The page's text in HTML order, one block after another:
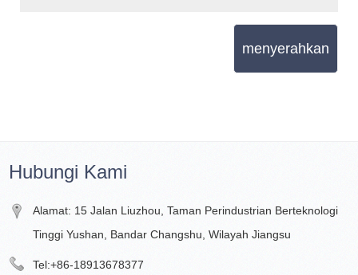
menyerahkan
Hubungi Kami
Alamat: 15 Jalan Liuzhou, Taman Perindustrian Berteknologi
Tinggi Yushan, Bandar Changshu, Wilayah Jiangsu
Tel:+86-18913678377